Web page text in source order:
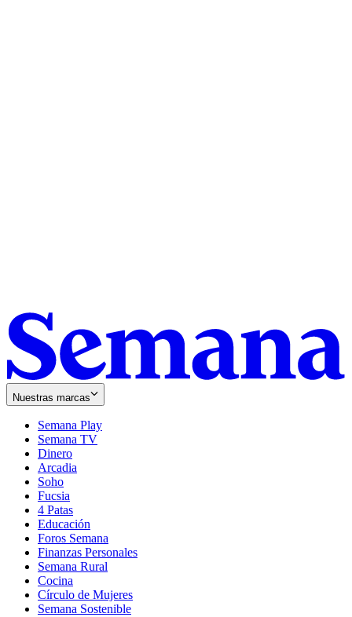
Nuestras marcas
Semana Play
Semana TV
Dinero
Arcadia
Soho
in
new
window
Fucsia
in
new
window
4 Patas
Educación
Foros Semana
Finanzas Personales
Semana Rural
Cocina
Círculo de Mujeres
Semana Sostenible